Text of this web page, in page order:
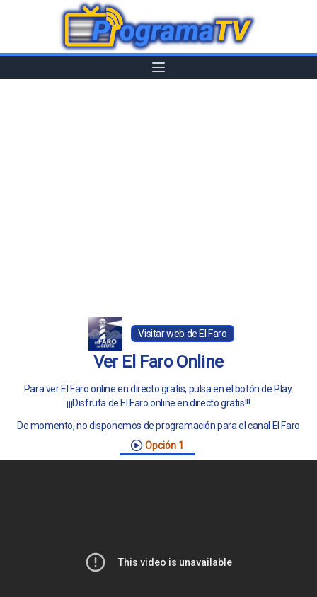
Visitar web de El Faro
Ver El Faro Online
Para ver El Faro online en directo gratis, pulsa en el botón de Play.
¡¡¡Disfruta de El Faro online en directo gratis!!!
De momento, no disponemos de programación para el canal El Faro
Opción 1